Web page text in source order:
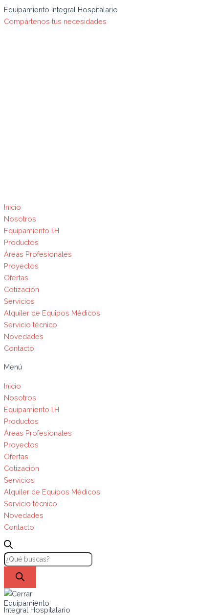
Ir
al
Equipamiento Integral Hospitalario
Compártenos tus necesidades
Inicio
Nosotros
Equipamiento I.H
Productos
Áreas Profesionales
Proyectos
Ofertas
Cotización
Servicios
Alquiler de Equipos Médicos
Servicio técnico
Novedades
Contacto
Menú
Inicio
Nosotros
Equipamiento I.H
Productos
Áreas Profesionales
Proyectos
Ofertas
Cotización
Servicios
Alquiler de Equipos Médicos
Servicio técnico
Novedades
Contacto
Búsqueda
de
Equipamiento
Integral Hospitalario